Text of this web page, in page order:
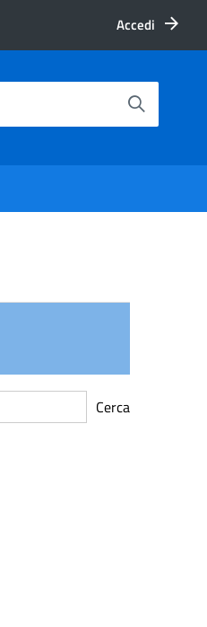
Accedi
Cerca